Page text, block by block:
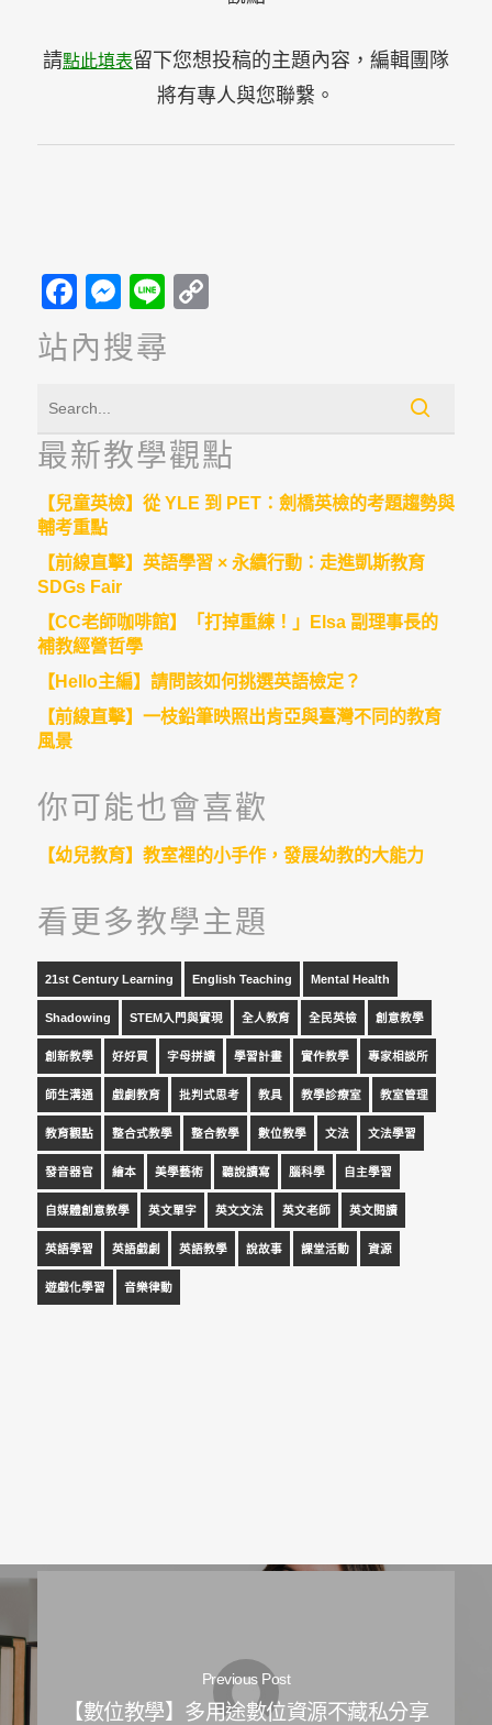
請點此填表留下您想投稿的主題內容，編輯團隊
將有專人與您聯繫。
Facebook
Messenger
Line
站內搜尋
最新教學觀點
【兒童英檢】從 YLE 到 PET：劍橋英檢的考題趨勢與
輔考重點
【前線直擊】英語學習 × 永續行動：走進凱斯教育
SDGs Fair
【CC老師咖啡館】「打掉重練！」Elsa 副理事長的
補教經營哲學
【Hello主編】請問該如何挑選英語檢定？
【前線直擊】一枝鉛筆映照出肯亞與臺灣不同的教育
風景
你可能也會喜歡
【幼兒教育】教室裡的小手作，發展幼教的大能力
看更多教學主題
21st Century Learning English Teaching Mental Health
Shadowing STEM入門與實現 全人教育 全民英檢 創意教學
創新教學 好好買 字母拼讀 學習計畫 實作教學 專家相談所
師生溝通 戲劇教育 批判式思考 教具 教學診療室 教室管理
教育觀點 整合式教學 整合教學 數位教學 文法 文法學習
發音器官 繪本 美學藝術 聽說讀寫 腦科學 自主學習
自媒體創意教學 英文單字 英文文法 英文老師 英文閱讀
英語學習 英語戲劇 英語教學 說故事 課堂活動 資源
遊戲化學習 音樂律動
Previous Post
【數位教學】多用途數位資源不藏私分享